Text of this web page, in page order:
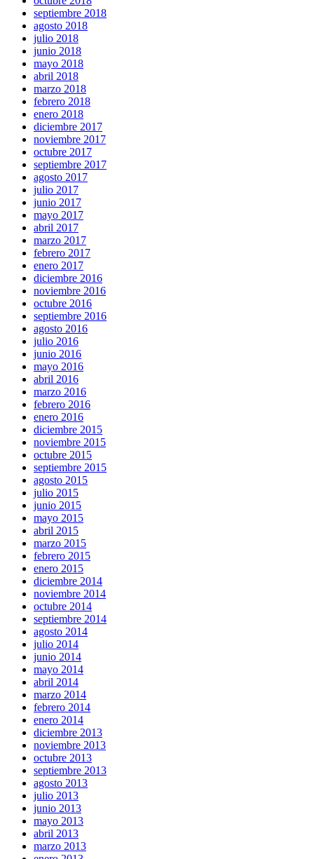
septiembre 2018
agosto 2018
julio 2018
junio 2018
mayo 2018
abril 2018
marzo 2018
febrero 2018
enero 2018
diciembre 2017
noviembre 2017
octubre 2017
septiembre 2017
agosto 2017
julio 2017
junio 2017
mayo 2017
abril 2017
marzo 2017
febrero 2017
enero 2017
diciembre 2016
noviembre 2016
octubre 2016
septiembre 2016
agosto 2016
julio 2016
junio 2016
mayo 2016
abril 2016
marzo 2016
febrero 2016
enero 2016
diciembre 2015
noviembre 2015
octubre 2015
septiembre 2015
agosto 2015
julio 2015
junio 2015
mayo 2015
abril 2015
marzo 2015
febrero 2015
enero 2015
diciembre 2014
noviembre 2014
octubre 2014
septiembre 2014
agosto 2014
julio 2014
junio 2014
mayo 2014
abril 2014
marzo 2014
febrero 2014
enero 2014
diciembre 2013
noviembre 2013
octubre 2013
septiembre 2013
agosto 2013
julio 2013
junio 2013
mayo 2013
abril 2013
marzo 2013